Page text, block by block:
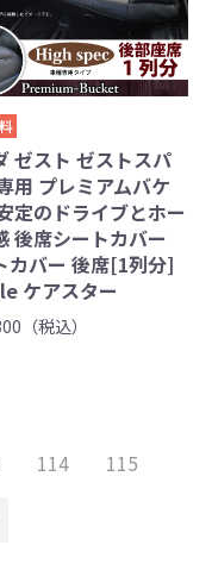
ゼスト ゼストスパ
用 プレミアムバケ
定のドライブとホー
後席シートカバー
カバー 後席[1列分]
ケアスター
（税込）
114
115